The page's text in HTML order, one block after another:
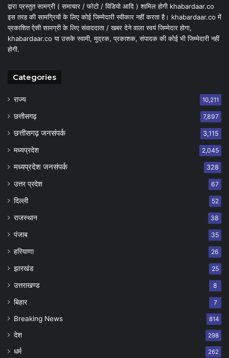
द्वारा प्रस्तुत सामग्री ( समाचार / फोटो / विडियो आदि ) शामिल होगी khabardaar.co
इस तरह की सामग्रियों के लिए कोई जिम्मेदारी स्वीकार नहीं करता है। khabardaar.co में
प्रकाशित ऐसी सामग्री के लिए संवाददाता / खबर देने वाला स्वयं जिम्मेदार होगा,
khabardaar.co या उसके स्वामी, मुद्रक, प्रकाशक, संपादक की कोई भी जिम्मेदारी नहीं
होगी.
Categories
राज्य 10,211
छत्तीसगढ़ 7,897
छत्तीसगढ़ जनसंपर्क 3,115
मध्यप्रदेश 2,045
मध्यप्रदेश जनसंपर्क 328
उत्तर प्रदेश 67
दिल्ली 52
राजस्थान 38
पंजाब 35
हरियाणा 26
झारखंड 25
उत्तराखण्ड 8
बिहार 7
Breaking News 814
देश 298
धर्म 262